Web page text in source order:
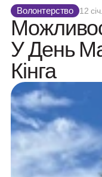
Волонтерство 12
У День
Кінга